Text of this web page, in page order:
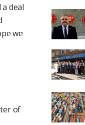
deal
we
of